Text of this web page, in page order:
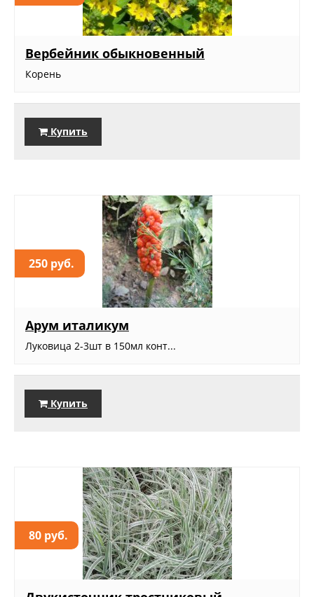
Вербейник обыкновенный
Корень
Купить
250 руб.
Арум италикум
Луковица 2-3шт в 150мл конт...
Купить
80 руб.